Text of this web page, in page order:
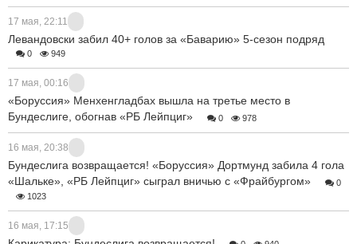
17 мая, 22:11
Левандовски забил 40+ голов за «Баварию» 5-сезон подряд
0 949
17 мая, 00:16
«Боруссия» Менхенгладбах вышла на третье место в
Бундеслиге, обогнав «РБ Лейпциг»
0 978
16 мая, 20:38
Бундеслига возвращается! «Боруссия» Дортмунд забила 4 гола
«Шальке», «РБ Лейпциг» сыграл вничью с «Фрайбургом»
0
1023
16 мая, 17:15